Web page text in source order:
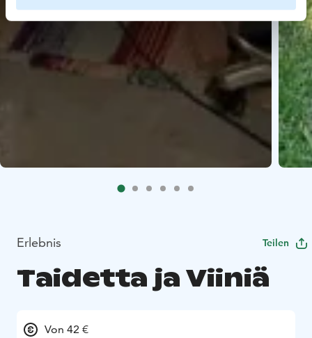
Erlebnis Teilen
Taidetta ja Viiniä
Von 42 €